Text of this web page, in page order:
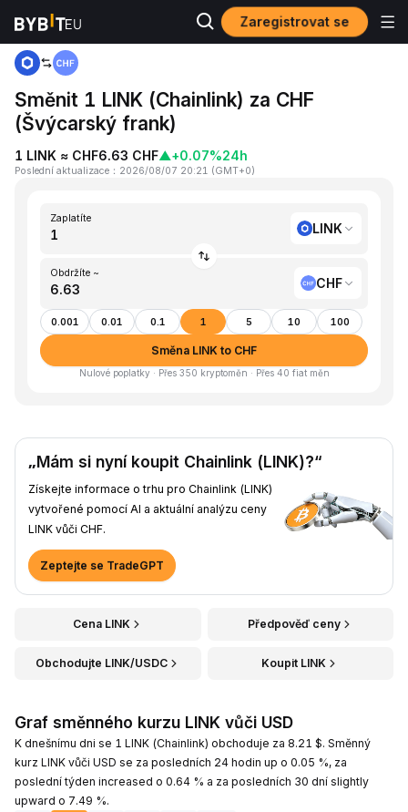
Zaregistrovat se
Domů LINK to CHF
Směnit 1 LINK (Chainlink) za CHF
(Švýcarský frank)
1 LINK ≈ CHF6.63 CHF▲+0.07%24h
Poslední aktualizace ： 2026/08/07 20:21 (GMT+0)
Zaplatíte
LINK
Obdržíte ~
CHF
0.001 0.01 0.1 1 5 10 100
Směna LINK to CHF
Nulové poplatky · Přes 350 kryptoměn · Přes 40 fiat měn
„Mám si nyní koupit Chainlink (LINK)?“
Získejte informace o trhu pro Chainlink (LINK)
vytvořené pomocí AI a aktuální analýzu ceny
LINK vůči CHF.
Zeptejte se TradeGPT
Cena LINK Předpověď ceny
Obchodujte LINK/USDC Koupit LINK
Graf směnného kurzu LINK vůči USD
K dnešnímu dni se 1 LINK (Chainlink) obchoduje za 8.21 $. Směnný
kurz LINK vůči USD se za posledních 24 hodin up o 0.05 %, za
poslední týden increased o 0.64 % a za posledních 30 dní slightly
upward o 7.49 %.